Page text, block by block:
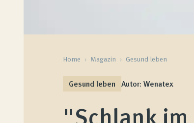
Home › Magazin › Gesund leben
Gesund leben Autor: Wenatex